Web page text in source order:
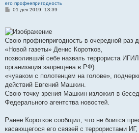
его профнепригодность
С
б
щ
е
н
и
е
01 дек 2019, 13:39
Свою профнепригодность в очередной раз
«Новой газеты» Денис Коротков,
позволивший себе назвать террориста
организация запрещена в РФ)
«чуваком с полотенцем на голове»,
действий Евгений Машкин.
Свою точку зрения Машкин изложил в
Федерального агентства новостей.
Ранее Коротков сообщил, что не боится
касающегося его связей с террористами ИГ,